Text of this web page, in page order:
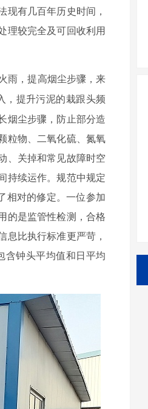
有几百年历史时间，
理较完全及可回收利用
雨，提高烟尘步骤，来
，提升污泥的栽跟头频
烟尘步骤，防止部分造
粒物、二氧化硫、氮氧
、关掉和常见故障时空
持续运作。规范中规定
相对的修定。一位参加
的是监管性检测，合格
比执行标准更严苛，
含钟头平均值和日平均